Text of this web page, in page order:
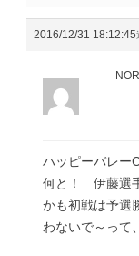
2016/12/31 18:12:45
ハッピーバレー
何と！ 伊藤選
かも初戦は予
わないで～って